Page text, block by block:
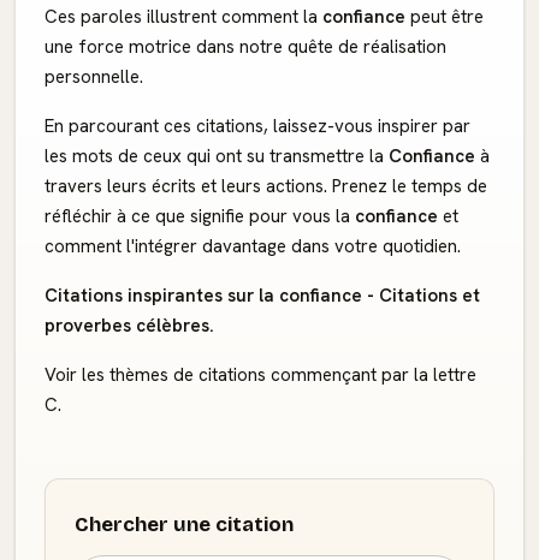
Ces paroles illustrent comment la confiance peut être
une force motrice dans notre quête de réalisation
personnelle.
En parcourant ces citations, laissez-vous inspirer par
les mots de ceux qui ont su transmettre la Confiance à
travers leurs écrits et leurs actions. Prenez le temps de
réfléchir à ce que signifie pour vous la confiance et
comment l'intégrer davantage dans votre quotidien.
Citations inspirantes sur la confiance - Citations et
proverbes célèbres.
Voir les thèmes de citations commençant par la lettre
C.
Chercher une citation